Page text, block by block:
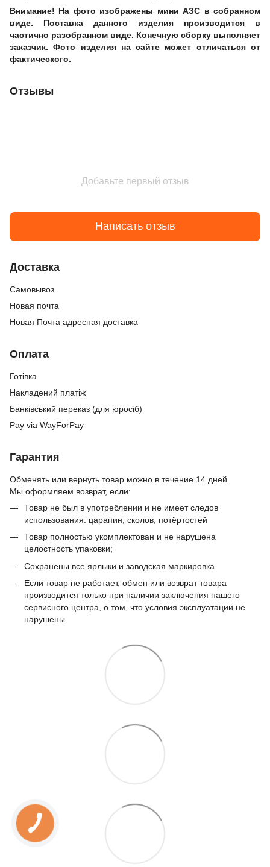
Внимание! На фото изображены мини АЗС в собранном
виде. Поставка данного изделия производится в
частично разобранном виде. Конечную сборку выполняет
заказчик. Фото изделия на сайте может отличаться от
фактического.
Отзывы
Добавьте первый отзыв
Написать отзыв
Доставка
Cамовывоз
Новая почта
Новая Почта адресная доставка
Оплата
Готівка
Накладений платіж
Банківський переказ (для юросіб)
Pay via WayForPay
Гарантия
Обменять или вернуть товар можно в течение 14 дней.
Мы оформляем возврат, если:
Товар не был в употреблении и не имеет следов
использования: царапин, сколов, потёртостей
Товар полностью укомплектован и не нарушена
целостность упаковки;
Сохранены все ярлыки и заводская маркировка.
Если товар не работает, обмен или возврат товара
производится только при наличии заключения нашего
сервисного центра, о том, что условия эксплуатации не
нарушены.